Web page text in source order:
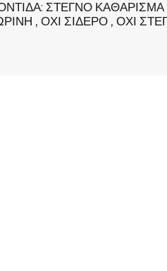
ΣΤΕΓΝΟ ΚΑΘΑΡΙΣΜΑ
, ΟΧΙ ΣΙΔΕΡΟ , ΟΧΙ